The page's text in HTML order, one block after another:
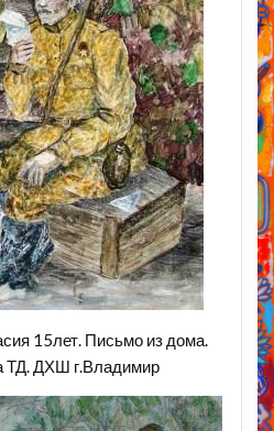
15лет. Письмо из дома.
ТД. ДХШ г.Владимир